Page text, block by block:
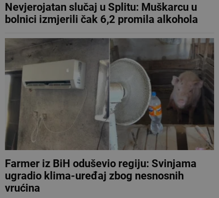
Nevjerojatan slučaj u Splitu: Muškarcu u
bolnici izmjerili čak 6,2 promila alkohola
Farmer iz BiH oduševio regiju: Svinjama
ugradio klima-uređaj zbog nesnosnih
vrućina